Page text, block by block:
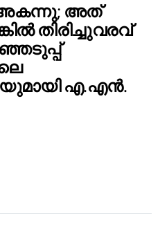
അകന്നു; അത്
തിരിച്ചുവരവ്
എ.എൻ.